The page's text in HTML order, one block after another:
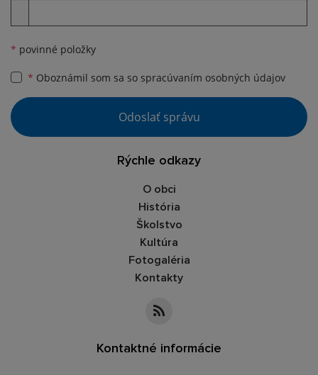
* povinné položky
* Oboznámil som sa so spracúvaním osobných údajov
Odoslať správu
Rýchle odkazy
O obci
História
Školstvo
Kultúra
Fotogaléria
Kontakty
Kontaktné informácie